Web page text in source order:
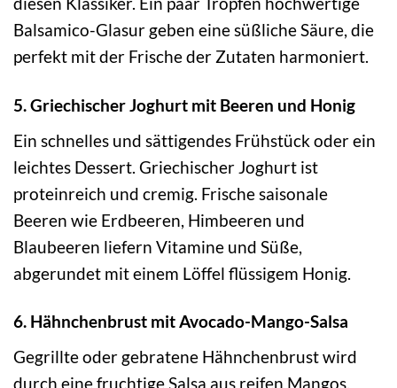
Balsamico-Glasur geben eine süßliche Säure, die
perfekt mit der Frische der Zutaten harmoniert.
5. Griechischer Joghurt mit Beeren und Honig
Ein schnelles und sättigendes Frühstück oder ein
leichtes Dessert. Griechischer Joghurt ist
proteinreich und cremig. Frische saisonale
Beeren wie Erdbeeren, Himbeeren und
Blaubeeren liefern Vitamine und Süße,
abgerundet mit einem Löffel flüssigem Honig.
6. Hähnchenbrust mit Avocado-Mango-Salsa
Gegrillte oder gebratene Hähnchenbrust wird
durch eine fruchtige Salsa aus reifen Mangos,